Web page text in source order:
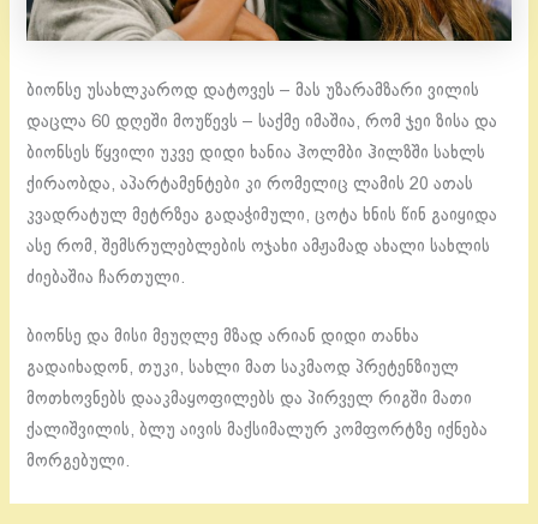
ბიონსე უსახლკაროდ დატოვეს – მას უზარამზარი ვილის
დაცლა 60 დღეში მოუწევს – საქმე იმაშია, რომ ჯეი ზისა და
ბიონსეს წყვილი უკვე დიდი ხანია ჰოლმბი ჰილზში სახლს
ქირაობდა, აპარტამენტები კი რომელიც ლამის 20 ათას
კვადრატულ მეტრზეა გადაჭიმული, ცოტა ხნის წინ გაიყიდა
ასე რომ, შემსრულებლების ოჯახი ამჟამად ახალი სახლის
ძიებაშია ჩართული.
ბიონსე და მისი მეუღლე მზად არიან დიდი თანხა
გადაიხადონ, თუკი, სახლი მათ საკმაოდ პრეტენზიულ
მოთხოვნებს დააკმაყოფილებს და პირველ რიგში მათი
ქალიშვილის, ბლუ აივის მაქსიმალურ კომფორტზე იქნება
მორგებული.